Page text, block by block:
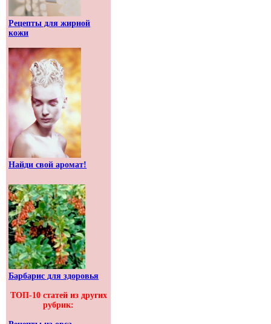
Рецепты для жирной
кожи
Найди свой аромат!
Барбарис для здоровья
ТОП-10 статей из других
рубрик: